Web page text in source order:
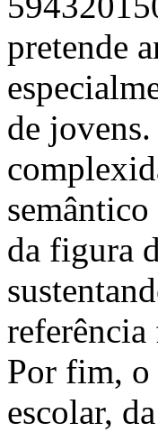
pretende
de
da figura
referência
Por fim, o
escolar,